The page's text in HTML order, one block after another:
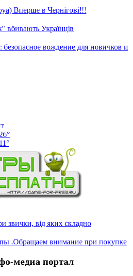
Вперше в Чернігові!!!
вбивають Українців
вождение для новичков и
26°
11°
звички, від яких складно
.Обращаем внимание при покупке
медиа портал